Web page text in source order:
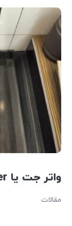
واتر جت یا Water Flosser
مقالات